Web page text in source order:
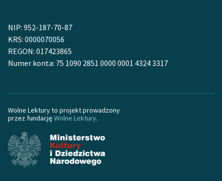
Logotypy
Materiały promocyjne
Regulamin biblioteki
Dane fundacji i
Regulamin darowizn
Informacja o treściach
NIP: 952-187-70-87
KRS: 0000070056
REGON: 017423865
Numer konta: 75 1090 2851 0000 0001 4324 3317
Wolne Lektury to projekt prowadzony
przez fundację Wolne Lektury.